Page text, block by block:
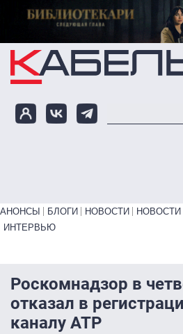
Перейти к основному
Primary links bottom
АНОНСЫ БЛОГИ НОВОСТИ
ИНТЕРВЬЮ
Роскомнадзор в
отказал в
каналу АТР